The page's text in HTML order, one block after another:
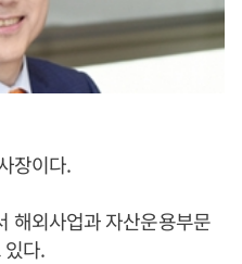
장이다.
해외사업과 자산운용부문
다.